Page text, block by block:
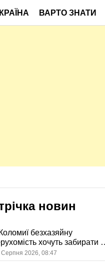
ВАРТО ЗНАТИ
новин
безхазяйну
хочуть забирати у
громади: що це
Серпня 2026, 08:47